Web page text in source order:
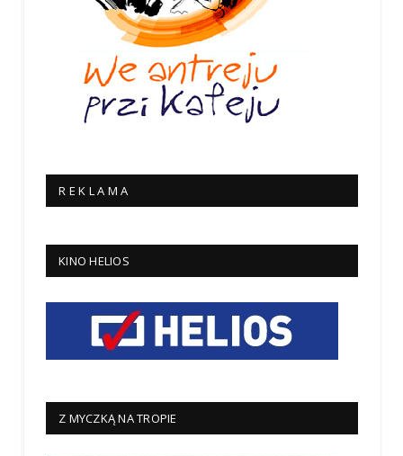
R E K L A M A
KINO HELIOS
Z MYCZKĄ NA TROPIE